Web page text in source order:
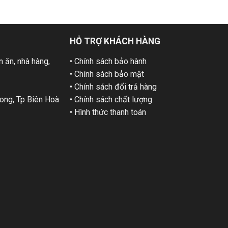
nhà hàng,
Tp Biên Hoà
HỖ TRỢ KHÁCH HÀNG
• Chính sách bảo hành
• Chính sách bảo mật
• Chính sách đổi trả hàng
• Chính sách chất lượng
• Hình thức thanh toán